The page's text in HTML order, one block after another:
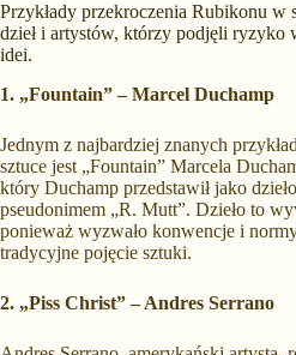
Przykłady przekroczenia Rubikonu w
dzieł i artystów, którzy podjęli ryzyko
idei.
1. „Fountain” – Marcel Duchamp
Jednym z najbardziej znanych
sztuce jest „Fountain” Marcela
który Duchamp przedstawił jako
pseudonimem „R. Mutt”. Dzieło to
ponieważ wyzwało konwencje i
tradycyjne pojęcie sztuki.
2. „Piss Christ” – Andres Serrano